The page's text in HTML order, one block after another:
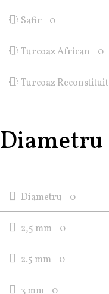
Safir 0
Turcoaz African 0
Turcoaz Reconstituit
Diametru
Diametru 0
2,5 mm 0
2.5 mm 0
3 mm 0